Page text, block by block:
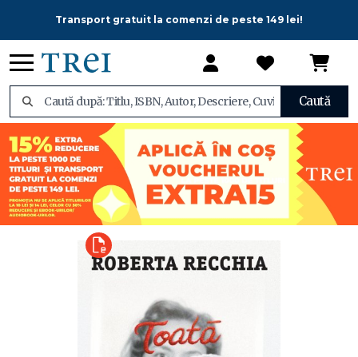
Transport gratuit la comenzi de peste 149 lei!
Caută